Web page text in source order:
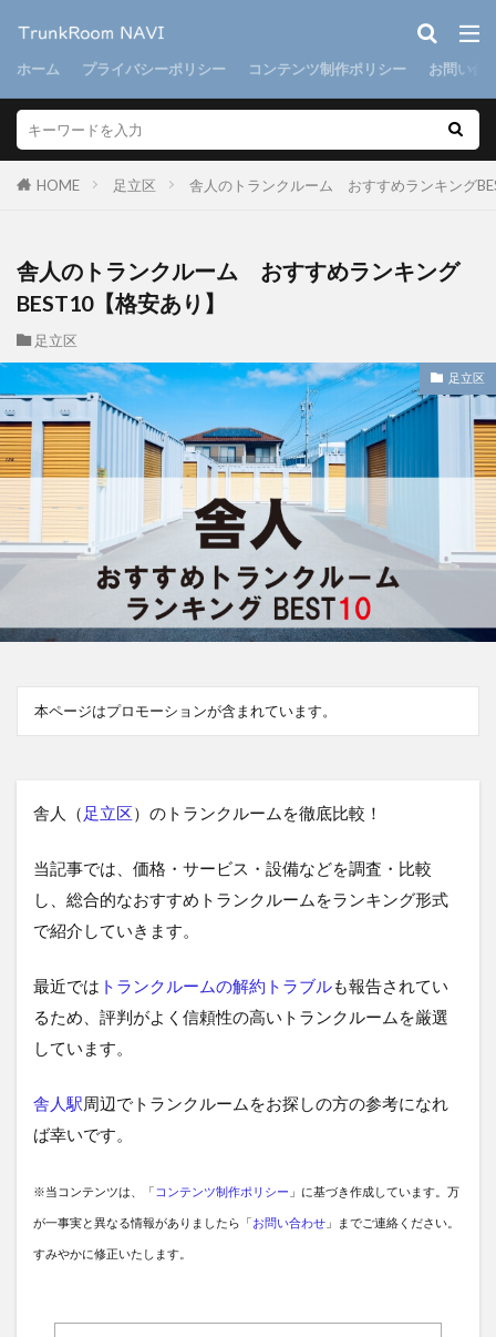
ホーム プライバシーポリシー コンテンツ制作ポリシー お問い合
HOME 足立区 舎人のトランクルーム おすすめランキング
舎人のトランクルーム おすすめランキング
BEST10【格安あり】
足立区
足立区
本ページはプロモーションが含まれています。
舎人（ 足立区）のトランクルームを徹底比較！
当記事では、価格・サービス・設備などを調査・比較
し、総合的なおすすめトランクルームをランキング形式
で紹介していきます。
最近では トランクルームの解約トラブルも報告されてい
るため、評判がよく信頼性の高いトランクルームを厳選
しています。
舎人駅周辺でトランクルームをお探しの方の参考になれ
ば幸いです。
※当コンテンツは、「 コンテンツ制作ポリシー 」に基づき作成しています。万
が一事実と異なる情報がありましたら「お問い合わせ 」までご連絡ください。
すみやかに修正いたします。